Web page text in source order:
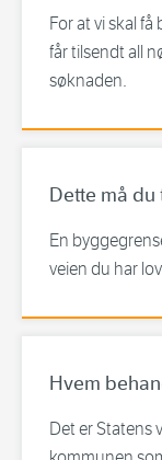
For at vi skal
får tilsendt all
søknaden.
Dette må du
En
veien du har
Hvem
Det er Statens